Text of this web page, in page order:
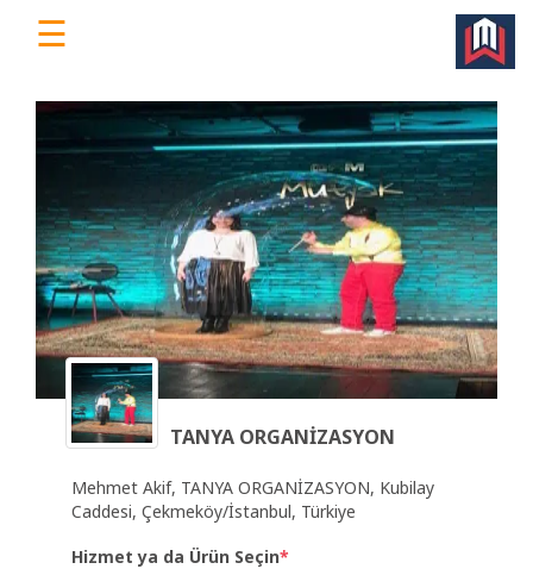
Türkiye'nin
Yeri
Platformu
Ücretsiz
☰
TANYA ORGANİZASYON
Mehmet Akif, TANYA ORGANİZASYON, Kubilay
Caddesi, Çekmeköy/İstanbul, Türkiye
Hizmet ya da Ürün Seçin*